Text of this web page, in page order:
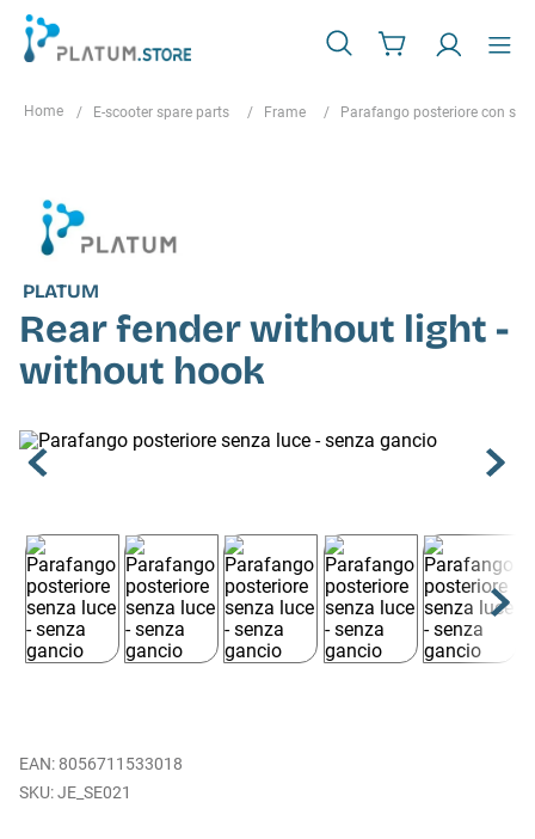
E-scooter spare parts Frame Parafango posteriore con
PLATUM
Rear fender without light -
without hook
EAN: 8056711533018
JE_SE021